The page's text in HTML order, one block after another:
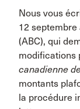
Nous vous
12 septembre
(ABC), qui
modifications
canadienne
montants
la procédure